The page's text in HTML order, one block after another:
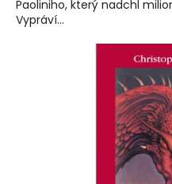
Paoliniho, který nadchl
Vypráví...